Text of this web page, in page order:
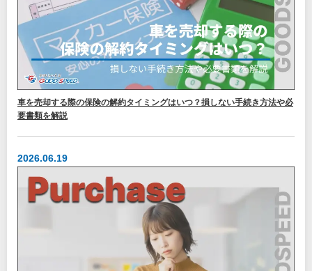
車を売却する際の保険の解約タイミングはいつ？損しない手続き方法や必
要書類を解説
2026.06.19